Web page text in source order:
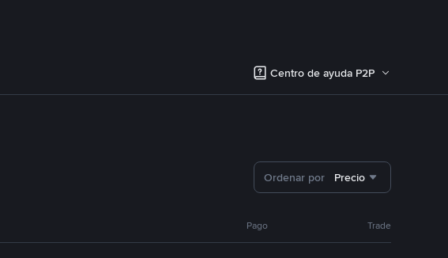
Centro de ayuda P2P
Ordenar por Precio
Pago Trade